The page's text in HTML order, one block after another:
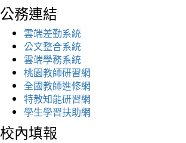
公務連結
雲端差勤系統
公文整合系統
雲端學務系統
桃園教師研習網
全國教師進修網
特教知能研習網
學生學習扶助網
校內填報